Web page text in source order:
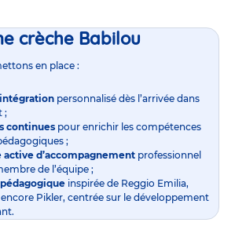
crèche Babilou
en place :
personnalisé dès l’arrivée dans
;
continues pour enrichir les compétences
;
active d’accompagnement professionnel
de l’équipe ;
inspirée de Reggio Emilia,
Pikler, centrée sur le développement